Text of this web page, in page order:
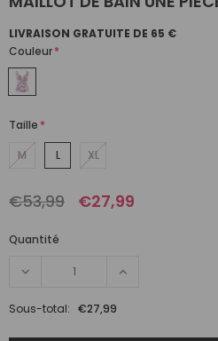
LIVRAISON GRATUITE DE 65 €
Couleur*
Taille *
M
L XL
€53,99 €27,99
Quantité
Sous-total: €27,99